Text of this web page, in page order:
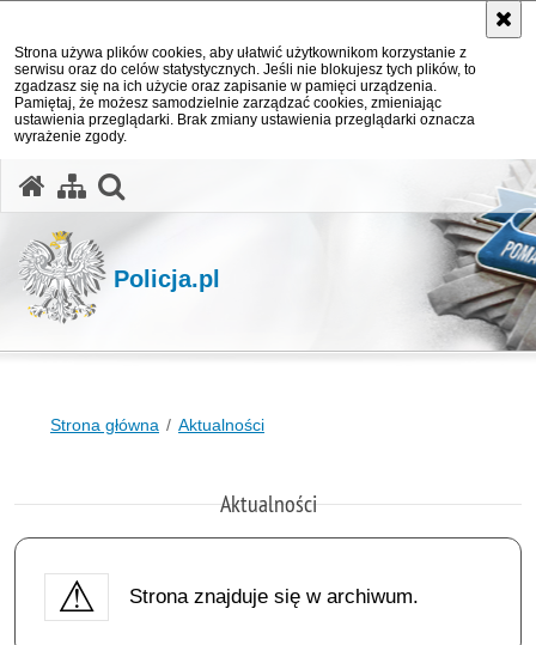
Strona używa plików cookies, aby ułatwić użytkownikom korzystanie z
serwisu oraz do celów statystycznych. Jeśli nie blokujesz tych plików, to
zgadzasz się na ich użycie oraz zapisanie w pamięci urządzenia.
Pamiętaj, że możesz samodzielnie zarządzać cookies, zmieniając
ustawienia przeglądarki. Brak zmiany ustawienia przeglądarki oznacza
wyrażenie zgody.
Policja.pl
Strona główna Aktualności
Aktualności
Strona znajduje się w archiwum.